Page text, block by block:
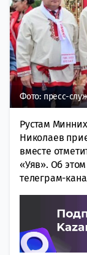
Фото: пресс-
Рустам
Николаев
вместе
«Уяв». Об
телеграм-